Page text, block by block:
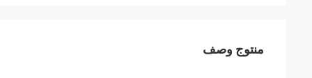
منتوج وصف